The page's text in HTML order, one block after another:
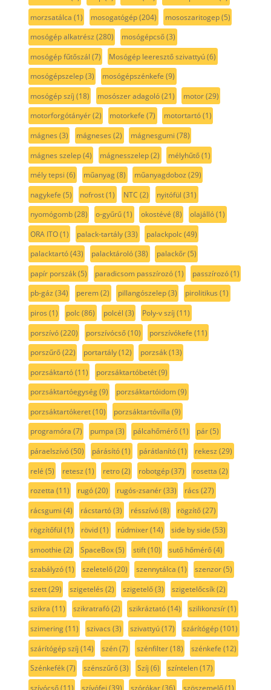
morzsatálca (1) mosogatógép(204) mososzaritogep(5)
mosógép alkatrész (280) mosógépcső(3)
mosógép fűtőszál (7) Mosógép leeresztő szivattyú(6)
mosógépszelep(3) mosógépszénkefe (9)
mosógép szíj (18) mosószer adagoló(21) motor(29)
motorforgótányér(2) motorkefe (7) motortartó(1)
mágnes (3) mágneses (2) mágnesgumi (78)
mágnes szelep(4) mágnesszelep(2) mélyhűtő(1)
mély tepsi (6) műanyag(8) műanyagdoboz (29)
nagykefe (5) nofrost(1) NTC (2) nyitófül (31)
nyomógomb(28) o-gyűrű(1) okostévé (8) olajálló(1)
ORA ITO(1) palack-tartály(33) palackpolc(49)
palacktartó(43) palacktároló(38) palackőr(5)
papír porszák(5) paradicsom passzírozó(1) passzírozó(1)
pb-gáz (34) perem(2) pillangószelep(3) pirolitikus (1)
piros (1) polc(86) polcél (3) Poly-v szíj (11)
porszívó(220) porszívócső(10) porszívókefe (11)
porszűrő(22) portartály(12) porzsák(13)
porzsáktartó(11) porzsáktartóbetét(9)
porzsáktartóegység(9) porzsáktartóidom(9)
porzsáktartókeret(10) porzsáktartóvilla (9)
programóra (7) pumpa (3) pálcahőmérő(1) pár(5)
páraelszívó(50) párásító(1) párátlanító(1) rekesz (29)
relé (5) retesz (1) retro(2) robotgép(37) rosetta (2)
rozetta (11) rugó(20) rugós-zsanér(33) rács (27)
rácsgumi (4) rácstartó(3) résszívó(8) rögzítő(27)
rögzítőfül (1) rövid(1) rúdmixer(14) side by side (53)
smoothie (2) SpaceBox(5) stift(10) sutő hőmérő(4)
szabályzó(1) szeletelő(20) szennytálca (1) szenzor(5)
szett(29) szigetelés (2) szigetelő(3) szigetelőcsík(2)
szikra (11) szikratrafó(2) szikráztató(14) szilikonzsír(1)
szimering(11) szivacs (3) szivattyú(17) szárítógép(101)
szárítógép szíj (14) szén(7) szénfilter(18) szénkefe (12)
Szénkefék(7) szénszűrő(3) Szíj (6) színtelen(17)
szívócső(11) szívófej (39) szórókar(36) szöszemelő(1)